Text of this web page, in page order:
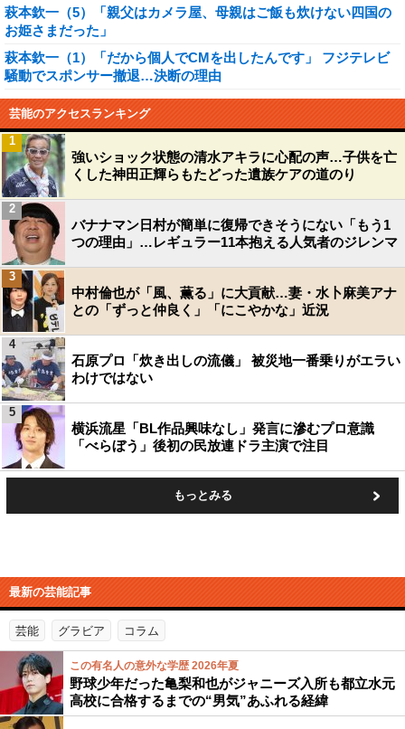
萩本欽一（5）「親父はカメラ屋、母親はご飯も炊けない四国の
お姫さまだった」
萩本欽一（1）「だから個人でCMを出したんです」 フジテレビ
騒動でスポンサー撤退…決断の理由
芸能のアクセスランキング
強いショック状態の清水アキラに心配の声…子供を亡
くした神田正輝らもたどった遺族ケアの道のり
1
バナナマン日村が簡単に復帰できそうにない「もう1
つの理由」…レギュラー11本抱える人気者のジレンマ
2
中村倫也が「風、薫る」に大貢献…妻・水卜麻美アナ
との「ずっと仲良く」「にこやかな」近況
3
石原プロ「炊き出しの流儀」 被災地一番乗りがエラい
わけではない
4
横浜流星「BL作品興味なし」発言に滲むプロ意識
「べらぼう」後初の民放連ドラ主演で注目
5
もっとみる
最新の芸能記事
芸能 グラビア コラム
この有名人の意外な学歴 2026年夏
野球少年だった亀梨和也がジャニーズ入所も都立水元
高校に合格するまでの“男気”あふれる経緯